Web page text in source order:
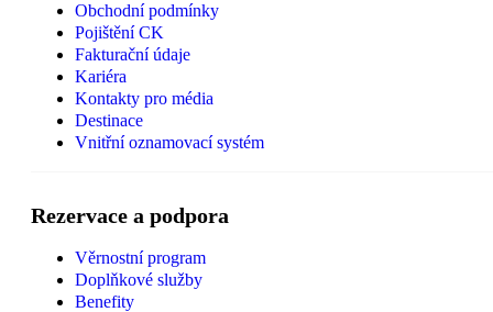
Obchodní podmínky
Pojištění CK
Fakturační údaje
Kariéra
Kontakty pro média
Destinace
Vnitřní oznamovací systém
Rezervace a podpora
Věrnostní program
Doplňkové služby
Benefity